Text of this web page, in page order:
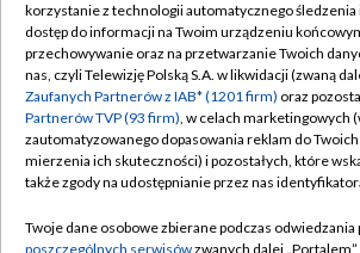
TVP
Abonament TVP
Emisja w TVP
Centrum informacji TVP
Naziemna Telewizja Cyfrowa
Rada Programowa
Regulamin TVP
Polityka
Moje zgody
Pomoc
korzystanie z technologii automatycznego śledzenia
dostęp do informacji na Twoim urządzeniu
przechowywanie oraz na przetwarzanie Twoich
nas, czyli Telewizję Polską S.A. w likwidacji (zwaną
Zaufanych Partnerów z IAB* (1201 firm) oraz
Partnerów TVP (93 firm), w celach marketingowych
zautomatyzowanego dopasowania reklam do
mierzenia ich skuteczności) i pozostałych, które
także zgody na udostępnianie przez nas
Twoje dane osobowe zbierane podczas odwiedzania
poszczególnych serwisówzwanych dalej